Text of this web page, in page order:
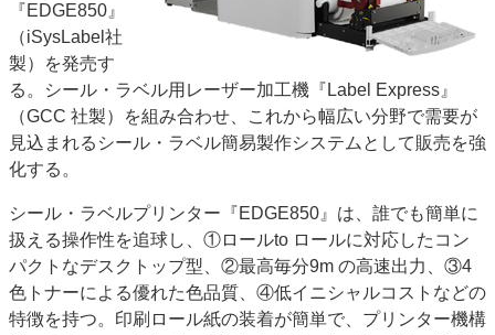
JAPAN PACK 2023 特集
中古印刷機・製本機特集
2022 見える化・MIS特集
2022 検査・校正特集
特集・デジタル印刷 ～ 新成長軌道を描く
案内
発刊案内
JFPI印刷用語集 印刷機材年鑑
会社案内
購読・購入申し込み
サイトポリシー
お問い合わせ
『EDGE850』
（iSysLabel社
製）を発売す
る。シール・ラベル用レーザー加工機『Label Express』
（GCC 社製）を組み合わせ、これから幅広い分野で需要が
見込まれるシール・ラベル簡易製作システムとして販売を強
化する。
シール・ラベルプリンター『EDGE850』は、誰でも簡単に
扱える操作性を追球し、①ロールto ロールに対応したコン
パクトなデスクトップ型、②最高毎分9m の高速出力、③4
色トナーによる優れた色品質、④低イニシャルコストなどの
特徴を持つ。印刷ロール紙の装着が簡単で、プリンター機構